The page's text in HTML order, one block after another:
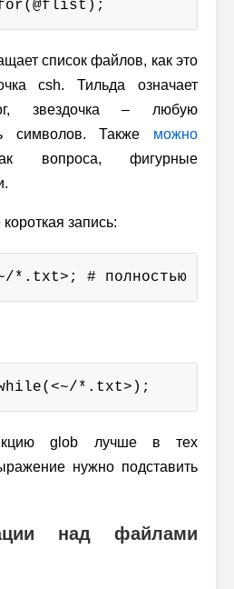
список файлов, как это
csh. Тильда означает
звездочка – любую
символов. Также можно
вопроса, фигурные
запись:
*.txt>; # полностью
*.txt>);
glob лучше в тех
нужно подставить
над файлами